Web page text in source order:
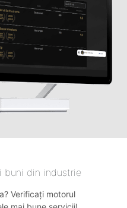
buni din industrie
Verificați motorul